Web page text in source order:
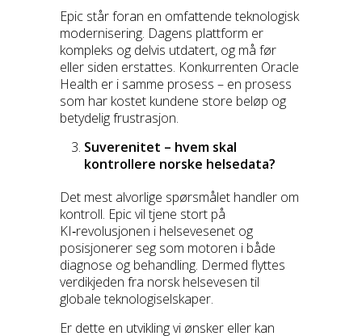
Epic står foran en omfattende teknologisk
modernisering. Dagens plattform er
kompleks og delvis utdatert, og må før
eller siden erstattes. Konkurrenten Oracle
Health er i samme prosess – en prosess
som har kostet kundene store beløp og
betydelig frustrasjon.
Suverenitet – hvem skal
kontrollere norske helsedata?
Det mest alvorlige spørsmålet handler om
kontroll. Epic vil tjene stort på
KI‑revolusjonen i helsevesenet og
posisjonerer seg som motoren i både
diagnose og behandling. Dermed flyttes
verdikjeden fra norsk helsevesen til
globale teknologiselskaper.
Er dette en utvikling vi ønsker eller kan